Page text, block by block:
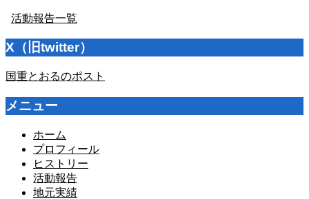
活動報告一覧
X（旧twitter）
国重とおるのポスト
メニュー
ホーム
プロフィール
ヒストリー
活動報告
地元実績